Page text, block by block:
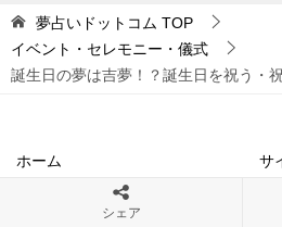
夢占いドットコム TOP
イベント・セレモニー・儀式
誕生日の夢は吉夢！？誕生日を祝う・
ホーム サ
お問い合わせ
シェア